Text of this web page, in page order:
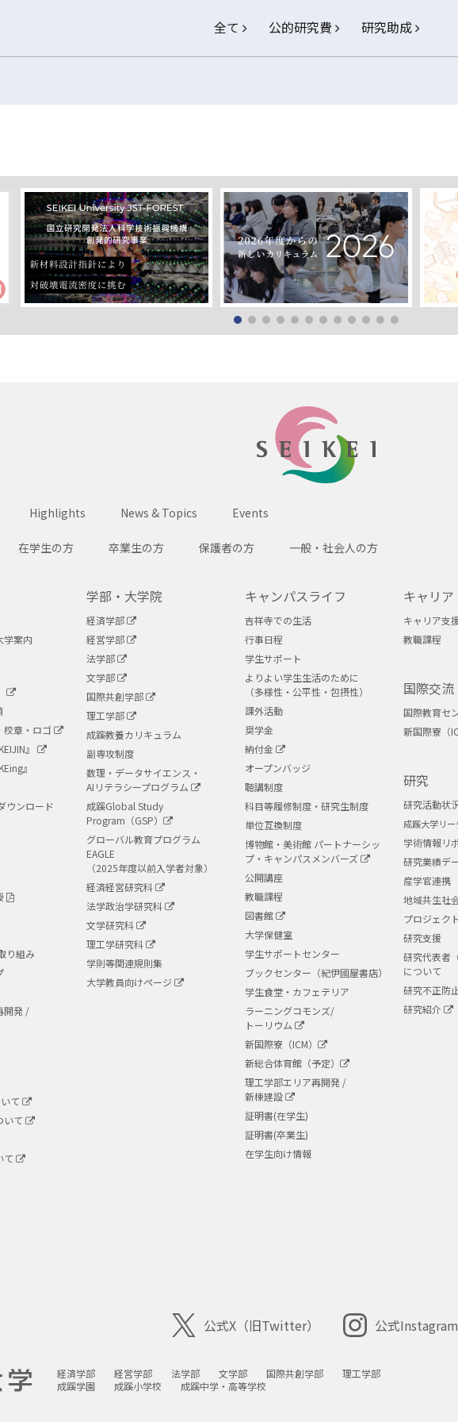
全て 公的研究費 研究助成
Highlights News & Topics Events
在学生の方 卒業生の方 保護者の方 一般・社会人の方
学案内
校章・ロゴ
』
』
ウンロード
り組み
開発 /
て
いて
て
学部・大学院
経済学部
経営学部
法学部
文学部
国際共創学部
理工学部
成蹊教養カリキュラム
副専攻制度
数理・データサイエンス・
AIリテラシープログラム
成蹊Global Study
Program（GSP）
グローバル教育プログラム
EAGLE
（2025年度以前入学者対象）
経済経営研究科
法学政治学研究科
文学研究科
理工学研究科
学則等関連規則集
大学教員向けページ
キャンパスライフ
吉祥寺での生活
行事日程
学生サポート
よりよい学生生活のために
（多様性・公平性・包摂性）
課外活動
奨学金
納付金
オープンバッジ
聴講制度
科目等履修制度・研究生制度
単位互換制度
博物館・美術館 パートナーシッ
プ・キャンパスメンバーズ
公開講座
教職課程
図書館
大学保健室
学生サポートセンター
ブックセンター（紀伊國屋書店）
学生食堂・カフェテリア
ラーニングコモンズ/
トーリウム
新国際寮（ICM）
新総合体育館（予定）
理工学部エリア再開発 /
新棟建設
証明書(在学生)
証明書(卒業生)
在学生向け情報
キャリ
キャリア支
教職課程
国際交流
国際教育セ
新国際寮（
研究
研究活動状
成蹊大学リ
学術情報リ
研究業績デ
産学官連携
地域共生社
プロジェク
研究支援
研究代表者
について
研究不正防
研究紹介
公式X （旧Twitter） 公式Instagram
経済学部 経営学部 法学部 文学部 国際共創学部
理工学部
成蹊学園
成蹊小学校 成蹊中学・高等学校